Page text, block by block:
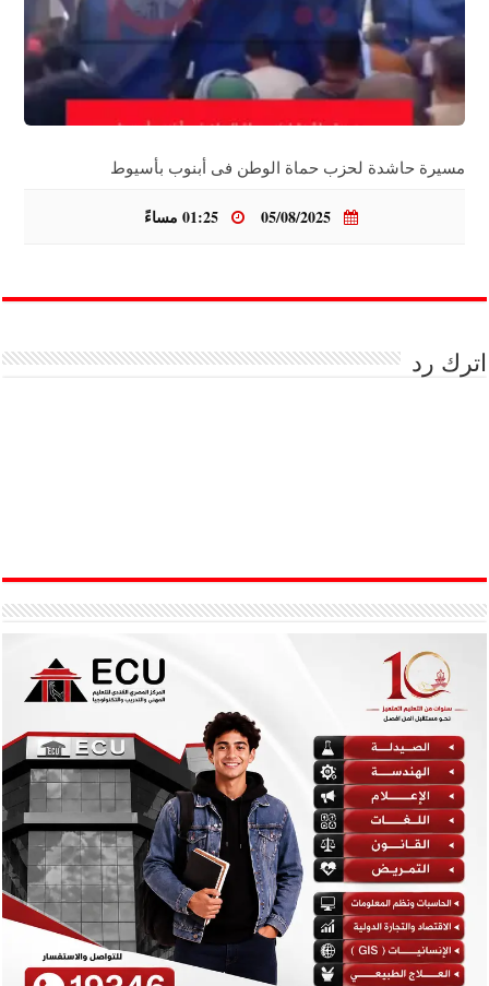
مسيرة حاشدة لحزب حماة الوطن فى أبنوب بأسيوط
اترك رد